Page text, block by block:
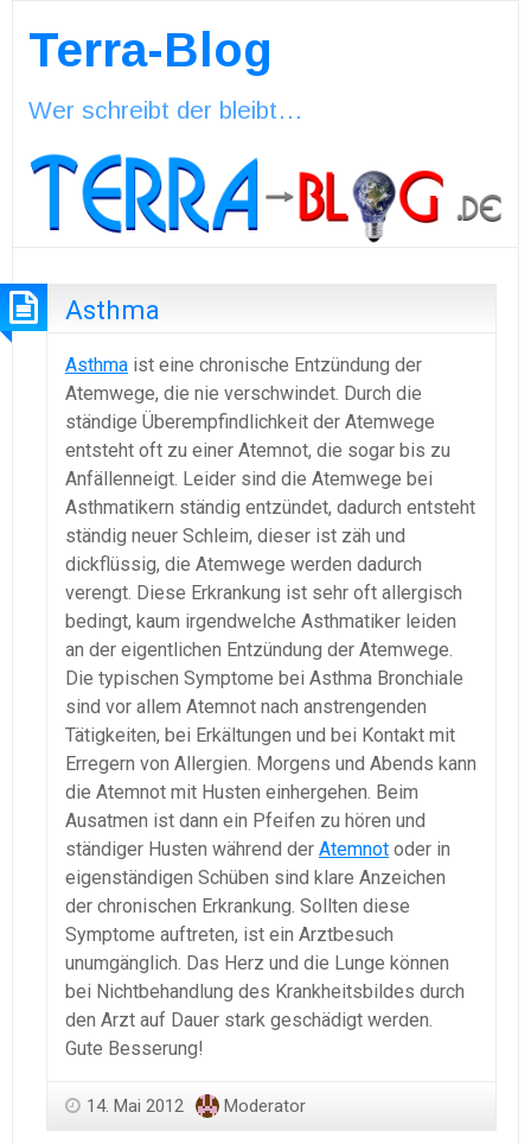
Terra-Blog
Wer schreibt der bleibt…
Asthma
Asthma ist eine chronische Entzündung der
Atemwege, die nie verschwindet. Durch die
ständige Überempfindlichkeit der Atemwege
entsteht oft zu einer Atemnot, die sogar bis zu
Anfällenneigt. Leider sind die Atemwege bei
Asthmatikern ständig entzündet, dadurch entsteht
ständig neuer Schleim, dieser ist zäh und
dickflüssig, die Atemwege werden dadurch
verengt. Diese Erkrankung ist sehr oft allergisch
bedingt, kaum irgendwelche Asthmatiker leiden
an der eigentlichen Entzündung der Atemwege.
Die typischen Symptome bei Asthma Bronchiale
sind vor allem Atemnot nach anstrengenden
Tätigkeiten, bei Erkältungen und bei Kontakt mit
Erregern von Allergien. Morgens und Abends kann
die Atemnot mit Husten einhergehen. Beim
Ausatmen ist dann ein Pfeifen zu hören und
ständiger Husten während der Atemnot oder in
eigenständigen Schüben sind klare Anzeichen
der chronischen Erkrankung. Sollten diese
Symptome auftreten, ist ein Arztbesuch
unumgänglich. Das Herz und die Lunge können
bei Nichtbehandlung des Krankheitsbildes durch
den Arzt auf Dauer stark geschädigt werden.
Gute Besserung!
14. Mai 2012 Moderator